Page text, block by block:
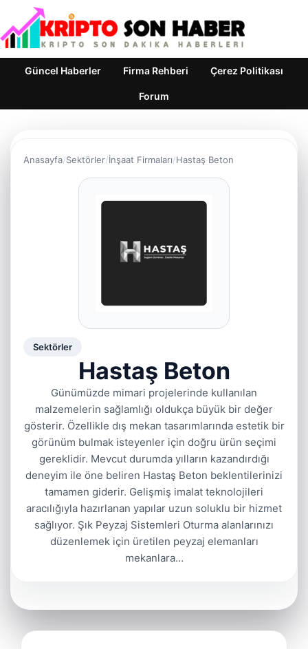
Güncel Haberler Firma Rehberi Çerez Politikası
Forum
Anasayfa Sektörler İnşaat Firmaları Hastaş Beton
Sektörler
Hastaş Beton
Günümüzde mimari projelerinde kullanılan
malzemelerin sağlamlığı oldukça büyük bir değer
gösterir. Özellikle dış mekan tasarımlarında estetik bir
görünüm bulmak isteyenler için doğru ürün seçimi
gereklidir. Mevcut durumda yılların kazandırdığı
deneyim ile öne beliren Hastaş Beton beklentilerinizi
tamamen giderir. Gelişmiş imalat teknolojileri
aracılığıyla hazırlanan yapılar uzun soluklu bir hizmet
sağlıyor. Şık Peyzaj Sistemleri Oturma alanlarınızı
düzenlemek için üretilen peyzaj elemanları
mekanlara…